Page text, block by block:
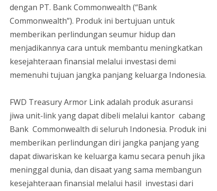
dengan PT. Bank Commonwealth (“Bank
Commonwealth”). Produk ini bertujuan untuk
memberikan perlindungan seumur hidup dan
menjadikannya cara untuk membantu meningkatkan
kesejahteraan finansial melalui investasi demi
memenuhi tujuan jangka panjang keluarga Indonesia.
FWD Treasury Armor Link adalah produk asuransi
jiwa unit-link yang dapat dibeli melalui kantor cabang
Bank Commonwealth di seluruh Indonesia. Produk ini
memberikan perlindungan diri jangka panjang yang
dapat diwariskan ke keluarga kamu secara penuh jika
meninggal dunia, dan disaat yang sama membangun
kesejahteraan finansial melalui hasil investasi dari